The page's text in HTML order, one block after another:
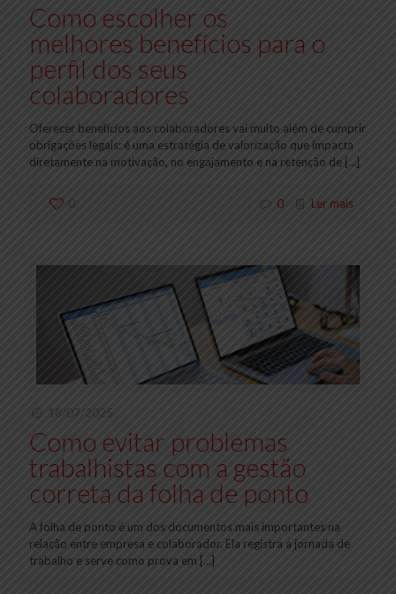
Como escolher os
melhores benefícios para o
perfil dos seus
colaboradores
Oferecer benefícios aos colaboradores vai muito além de cumprir
obrigações legais: é uma estratégia de valorização que impacta
diretamente na motivação, no engajamento e na retenção de […]
0 0 Ler mais
18/07/2025
Como evitar problemas
trabalhistas com a gestão
correta da folha de ponto
A folha de ponto é um dos documentos mais importantes na
relação entre empresa e colaborador. Ela registra a jornada de
trabalho e serve como prova em […]